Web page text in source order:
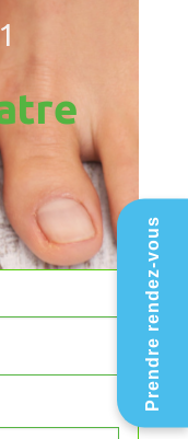
Prendre rendez-vous